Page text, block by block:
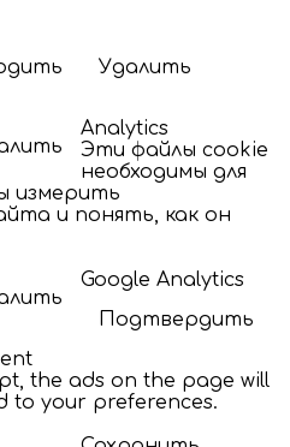
Удалить
Analytics
Эти файлы cookie
необходимы для
измерить
и понять, как он
Google Analytics
Подтвердить
the ads on the page will
to your preferences.